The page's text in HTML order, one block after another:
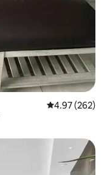
औसत रेटिंग 5 में से
4.97 (262)